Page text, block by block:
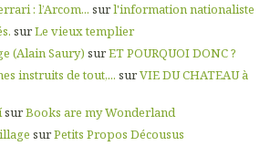
: l’Arcom... surl'information nationaliste
surLe vieux templier
(Alain Saury) surET POURQUOI DONC ?
instruits de tout,... surVIE DU CHATEAU à
surBooks are my Wonderland
surPetits Propos Décousus